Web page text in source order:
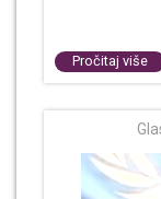
Pročitaj više